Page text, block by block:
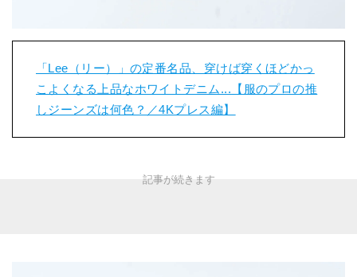
「Lee（リー）」の定番名品、穿けば穿くほどかっ
こよくなる上品なホワイトデニム...【服のプロの推
しジーンズは何色？／4Kプレス編】